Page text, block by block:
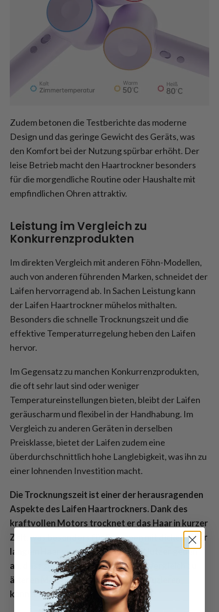
Zudem betonen die Testberichte das moderne
Design und das geringe Gewicht des Geräts, was
den Komfort bei der Nutzung spürbar erhöht. Der
leise Betrieb macht den Haartrockner besonders
für die morgendliche Routine oder Haushalte mit
empfindlichen Ohren attraktiv.
Leistung im Vergleich zu
Konkurrenzprodukten
Im direkten Vergleich mit anderen Föhn-Modellen,
auch von anderen führenden Marken, schneidet der
Laifen hervorragend ab. In Sachen Leistung kann
der Laifen Haartrockner mühelos mithalten.
Besonders die schnelle Trocknungszeit und die
effektive Temperaturregelung heben den Laifen
hervor.
Im Gegensatz zu manchen Konkurrenzprodukten,
die oft sehr laut sind oder weniger
Temperatureinstellungen bieten, bleibt der Laifen
geräuscharm und flexibel in der Handhabung. Im
Vergleich zu anderen Geräten in derselben
Preisklasse, bietet der Laifen zudem eine
überdurchschnittlich hohe Langlebigkeit, was ihn zu
einer lohnenden Investition macht.
Die Trocknungszeit ist einer der herausragenden
Aspekte des Laifen Haartrockners. Dank des
kraftvollen Motors trocknet er das Haar in kurzer
Zeit, was besonders für Personen mit dickem oder
langem Haar von Vorteil ist. Viele Nutzer geben
an, dass sie ihre Trocknungszeit im Vergleich zu
älteren Modellen um bis zu 50 % reduzieren
konnten.